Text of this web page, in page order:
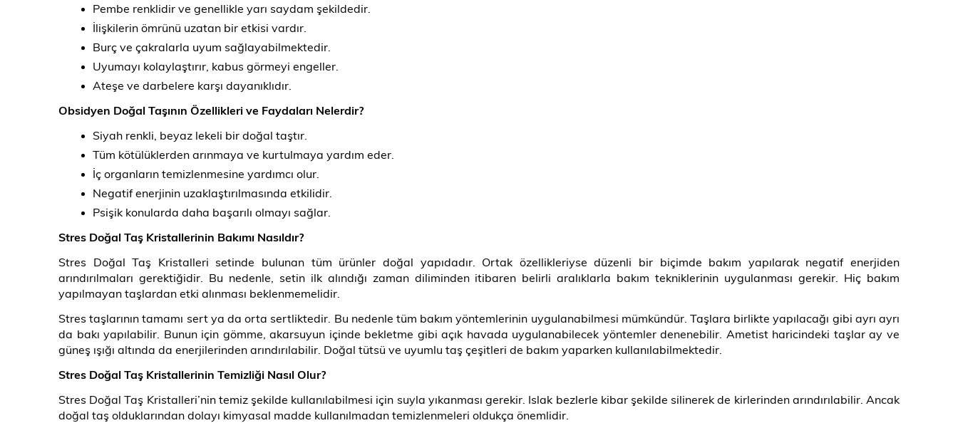
Pembe renklidir ve genellikle yarı saydam şekildedir.
İlişkilerin ömrünü uzatan bir etkisi vardır.
Burç ve çakralarla uyum sağlayabilmektedir.
Uyumayı kolaylaştırır, kabus görmeyi engeller.
Ateşe ve darbelere karşı dayanıklıdır.
Obsidyen Doğal Taşının Özellikleri ve Faydaları Nelerdir?
Siyah renkli, beyaz lekeli bir doğal taştır.
Tüm kötülüklerden arınmaya ve kurtulmaya yardım eder.
İç organların temizlenmesine yardımcı olur.
Negatif enerjinin uzaklaştırılmasında etkilidir.
Psişik konularda daha başarılı olmayı sağlar.
Stres Doğal Taş Kristallerinin Bakımı Nasıldır?
Stres Doğal Taş Kristalleri setinde bulunan tüm ürünler doğal yapıdadır. Ortak özellikleriyse düzenli bir biçimde bakım yapılarak negatif enerjiden
arındırılmaları gerektiğidir. Bu nedenle, setin ilk alındığı zaman diliminden itibaren belirli aralıklarla bakım tekniklerinin uygulanması gerekir. Hiç bakım
yapılmayan taşlardan etki alınması beklenmemelidir.
Stres taşlarının tamamı sert ya da orta sertliktedir. Bu nedenle tüm bakım yöntemlerinin uygulanabilmesi mümkündür. Taşlara birlikte yapılacağı gibi ayrı ayrı
da bakı yapılabilir. Bunun için gömme, akarsuyun içinde bekletme gibi açık havada uygulanabilecek yöntemler denenebilir. Ametist haricindeki taşlar ay ve
güneş ışığı altında da enerjilerinden arındırılabilir. Doğal tütsü ve uyumlu taş çeşitleri de bakım yaparken kullanılabilmektedir.
Stres Doğal Taş Kristallerinin Temizliği Nasıl Olur?
Stres Doğal Taş Kristalleri’nin temiz şekilde kullanılabilmesi için suyla yıkanması gerekir. Islak bezlerle kibar şekilde silinerek de kirlerinden arındırılabilir. Ancak
doğal taş olduklarından dolayı kimyasal madde kullanılmadan temizlenmeleri oldukça önemlidir.